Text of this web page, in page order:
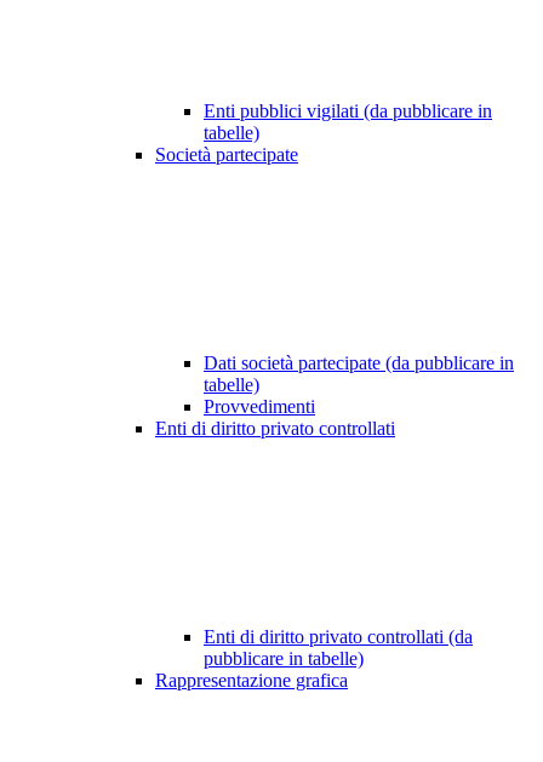
Enti pubblici vigilati (da pubblicare in
tabelle)
Società partecipate
Dati società partecipate (da pubblicare in
tabelle)
Provvedimenti
Enti di diritto privato controllati
Enti di diritto privato controllati (da
pubblicare in tabelle)
Rappresentazione grafica